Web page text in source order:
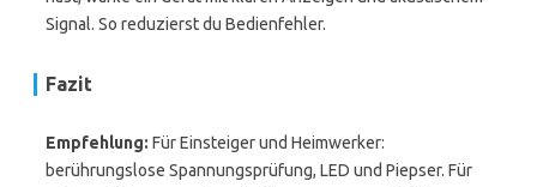
Signal. So reduzierst du Bedienfehler.
Fazit
Empfehlung: Für Einsteiger und Heimwerker:
berührungslose Spannungsprüfung, LED und Piepser. Für